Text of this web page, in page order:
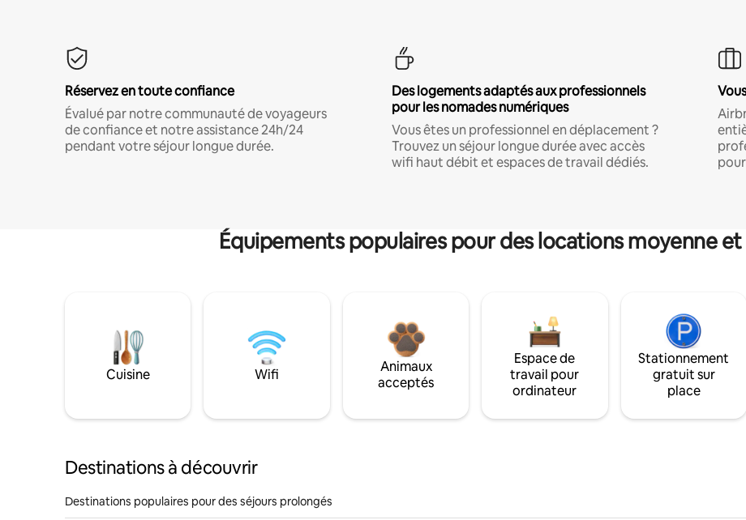
Réservez en toute confiance
Évalué par notre communauté de voyageurs
de confiance et notre assistance 24h/24
pendant votre séjour longue durée.
Des logements adaptés aux professionnels
pour les nomades numériques
Vous êtes un professionnel en déplacement ?
Trouvez un séjour longue durée avec accès
wifi haut débit et espaces de travail dédiés.
Équipements populaires pour des locations moyenne
Cuisine Wifi
Animaux
acceptés
Espace de
travail pour
ordinateur
Stationnement
gratuit sur
place
Destinations à découvrir
Destinations populaires pour des séjours prolongés